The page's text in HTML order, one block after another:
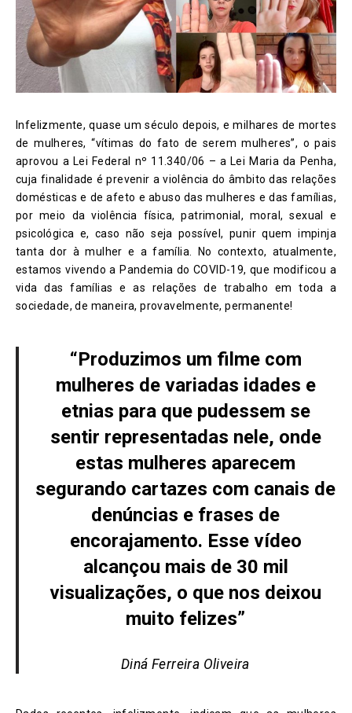
Infelizmente, quase um século depois, e milhares de mortes
de mulheres, “vítimas do fato de serem mulheres”, o pais
aprovou a Lei Federal nº 11.340/06 – a Lei Maria da Penha,
cuja finalidade é prevenir a violência do âmbito das relações
domésticas e de afeto e abuso das mulheres e das famílias,
por meio da violência física, patrimonial, moral, sexual e
psicológica e, caso não seja possível, punir quem impinja
tanta dor à mulher e a família. No contexto, atualmente,
estamos vivendo a Pandemia do COVID-19, que modificou a
vida das famílias e as relações de trabalho em toda a
sociedade, de maneira, provavelmente, permanente!
“Produzimos um filme com
mulheres de variadas idades e
etnias para que pudessem se
sentir representadas nele, onde
estas mulheres aparecem
segurando cartazes com canais de
denúncias e frases de
encorajamento. Esse vídeo
alcançou mais de 30 mil
visualizações, o que nos deixou
muito felizes”
Diná Ferreira Oliveira